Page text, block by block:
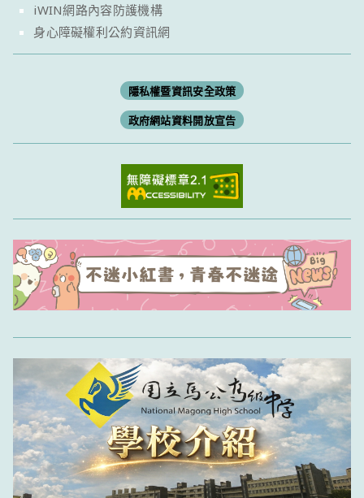
iWIN網路內容防護機構
身心障礙權利公約資訊網
隱私權暨資訊安全政策
政府網站資料開放宣告